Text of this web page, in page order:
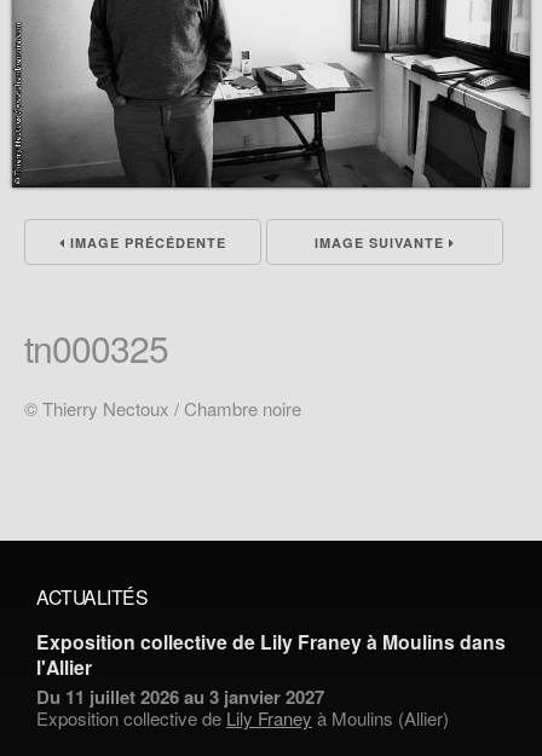
IMAGE PRÉCÉDENTE IMAGE SUIVANTE
tn000325
© Thierry Nectoux / Chambre noire
ACTUALITÉS
Exposition collective de Lily Franey à Moulins dans
l'Allier
Du 11 juillet 2026 au 3 janvier 2027
Exposition collective de Lily Franey à Moulins (Allier)